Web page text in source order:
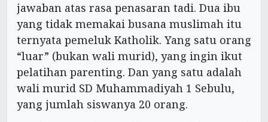
jawaban atas rasa penasaran tadi. Dua ibu
yang tidak memakai busana muslimah itu
ternyata pemeluk Katholik. Yang satu orang
“luar” (bukan wali murid), yang ingin ikut
pelatihan parenting. Dan yang satu adalah
wali murid SD Muhammadiyah 1 Sebulu,
yang jumlah siswanya 20 orang.